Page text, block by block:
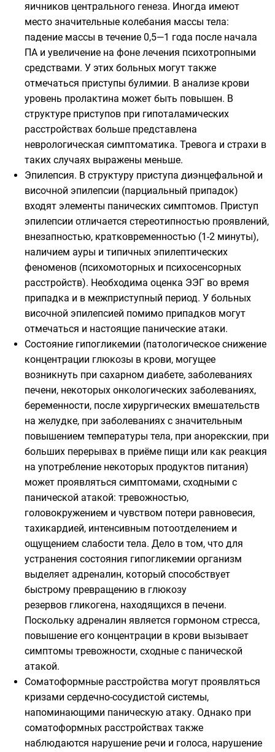
яичников центрального генеза. Иногда имеют
место значительные колебания массы тела:
падение массы в течение 0,5—1 года после начала
ПА и увеличение на фоне лечения психотропными
средствами. У этих больных могут также
отмечаться приступы булимии. В анализе крови
уровень пролактина может быть повышен. В
структуре приступов при гипоталамических
расстройствах больше представлена
неврологическая симптоматика. Тревога и страхи в
таких случаях выражены меньше.
Эпилепсия. В структуру приступа диэнцефальной и
височной эпилепсии (парциальный припадок)
входят элементы панических симптомов. Приступ
эпилепсии отличается стереотипностью проявлений,
внезапностью, кратковременностью (1-2 минуты),
наличием ауры и типичных эпилептических
феноменов (психомоторных и психосенсорных
расстройств). Необходима оценка ЭЭГ во время
припадка и в межприступный период. У больных
височной эпилепсией помимо припадков могут
отмечаться и настоящие панические атаки.
Состояние гипогликемии (патологическое снижение
концентрации глюкозы в крови, могущее
возникнуть при сахарном диабете, заболеваниях
печени, некоторых онкологических заболеваниях,
беременности, после хирургических вмешательств
на желудке, при заболеваниях с значительным
повышением температуры тела, при анорекскии, при
больших перерывах в приёме пищи или как реакция
на употребление некоторых продуктов питания)
может проявляться симптомами, сходными с
панической атакой: тревожностью,
головокружением и чувством потери равновесия,
тахикардией, интенсивным потоотделением и
ощущением слабости тела. Дело в том, что для
устранения состояния гипогликемии организм
выделяет адреналин, который способствует
быстрому превращению в глюкозу
резервов гликогена, находящихся в печени.
Поскольку адреналин является гормоном стресса,
повышение его концентрации в крови вызывает
симптомы тревожности, сходные с панической
атакой.
Соматоформные расстройства могут проявляться
кризами сердечно-сосудистой системы,
напоминающими паническую атаку. Однако при
соматоформных расстройствах также
наблюдаются нарушение речи и голоса, нарушение